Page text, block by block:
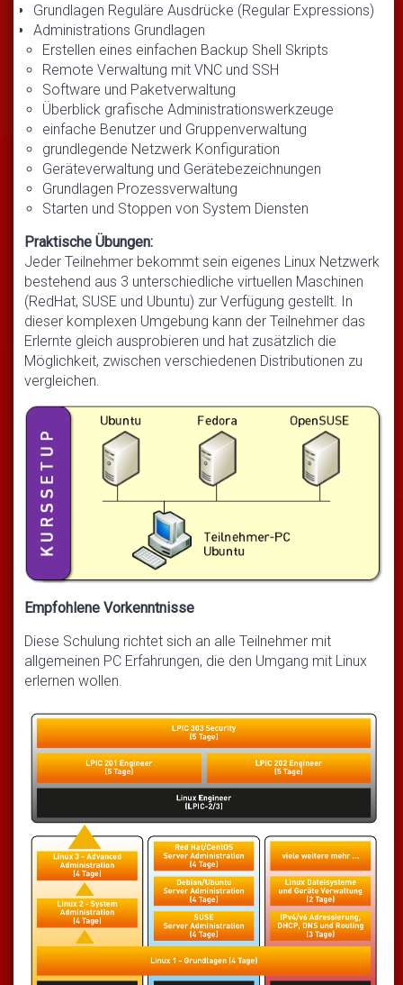
Grundlagen Reguläre Ausdrücke (Regular Expressions)
Administrations Grundlagen
Erstellen eines einfachen Backup Shell Skripts
Remote Verwaltung mit VNC und SSH
Software und Paketverwaltung
Überblick grafische Administrationswerkzeuge
einfache Benutzer und Gruppenverwaltung
grundlegende Netzwerk Konfiguration
Geräteverwaltung und Gerätebezeichnungen
Grundlagen Prozessverwaltung
Starten und Stoppen von System Diensten
Praktische Übungen:
Jeder Teilnehmer bekommt sein eigenes Linux Netzwerk
bestehend aus 3 unterschiedliche virtuellen Maschinen
(RedHat, SUSE und Ubuntu) zur Verfügung gestellt. In
dieser komplexen Umgebung kann der Teilnehmer das
Erlernte gleich ausprobieren und hat zusätzlich die
Möglichkeit, zwischen verschiedenen Distributionen zu
vergleichen.
Empfohlene Vorkenntnisse
Diese Schulung richtet sich an alle Teilnehmer mit
allgemeinen PC Erfahrungen, die den Umgang mit Linux
erlernen wollen.